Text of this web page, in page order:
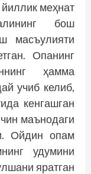
меҳнат
бош
масъулияти
Опанинг
ҳамма
учиб келиб,
кенгашган
маънодаги
Ойдин опам
удумини
яратган